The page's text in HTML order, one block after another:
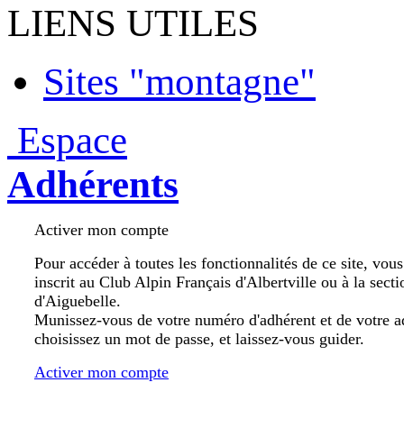
LIENS UTILES
Sites "montagne"
Espace
Adhérents
Activer mon compte
Pour accéder à toutes les fonctionnalités de ce site,
inscrit au Club Alpin Français d'Albertville ou à la
d'Aiguebelle.
Munissez-vous de votre numéro d'adhérent et de votre
choisissez un mot de passe, et laissez-vous guider.
Activer mon compte